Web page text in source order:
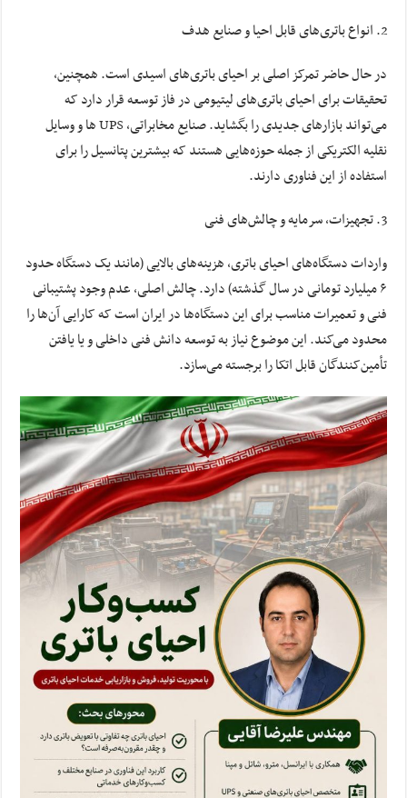
انواع باتری‌های قابل احیا و صنایع هدف
در حال حاضر تمرکز اصلی بر احیای باتری‌های اسیدی است. همچنین،
تحقیقات برای احیای باتری‌های لیتیومی در فاز توسعه قرار دارد که
می‌تواند بازارهای جدیدی را بگشاید. صنایع مخابراتی، UPS ها و وسایل
نقلیه الکتریکی از جمله حوزه‌هایی هستند که بیشترین پتانسیل را برای
استفاده از این فناوری دارند.
تجهیزات، سرمایه و چالش‌های فنی
واردات دستگاه‌های احیای باتری، هزینه‌های بالایی (مانند یک دستگاه حدود
۶ میلیارد تومانی در سال گذشته) دارد. چالش اصلی، عدم وجود پشتیبانی
فنی و تعمیرات مناسب برای این دستگاه‌ها در ایران است که کارایی آن‌ها را
محدود می‌کند. این موضوع نیاز به توسعه دانش فنی داخلی و یا یافتن
تأمین‌کنندگان قابل اتکا را برجسته می‌سازد.